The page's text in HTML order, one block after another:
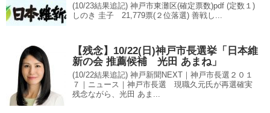
(10/23結果追記) 神戸市東灘区(確定票数)pdf (定数１)
しのき 圭子 21,779票(２位落選) 善戦し...
【残念】10/22(日)神戸市長選挙「日本維
新の会 推薦候補 光田 あまね」
(10/22結果追記) 神戸新聞NEXT｜神戸市長選２０１
７｜ニュース｜神戸市長選 現職久元氏が再選確実
残念ながら、光田 あま...